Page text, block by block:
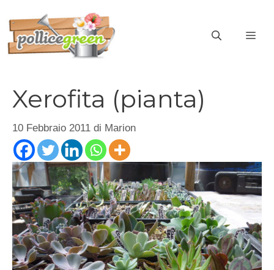
contenuto
Xerofita (pianta)
10 Febbraio 2011 di Marion